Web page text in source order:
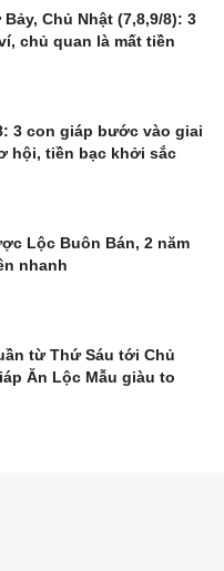
Chủ Nhật (7,8,9/8): 3
chủ quan là mất tiền
3 con giáp bước vào giai
hội, tiền bạc khởi sắc
Lộc Buôn Bán, 2 năm
nhanh
từ Thứ Sáu tới Chủ
Ăn Lộc Mẫu giàu to